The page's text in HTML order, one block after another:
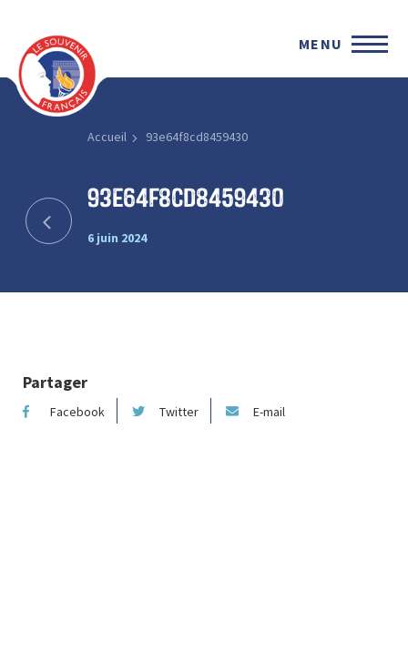
MENU
Accueil 93e64f8cd8459430
93e64f8cd8459430
6 juin 2024
Partager
Facebook Twitter E-mail